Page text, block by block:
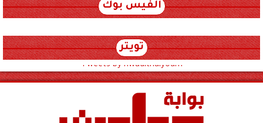
الفيس بوك
تويتر
Tweets by hwadithalyoum